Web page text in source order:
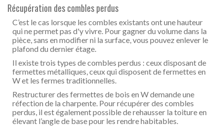
Récupération des combles perdus
C’est le cas lorsque les combles existants ont une hauteur
qui ne permet pas d'y vivre. Pour gagner du volume dans la
pièce, sans en modifier ni la surface, vous pouvez enlever le
plafond du dernier étage.
Il existe trois types de combles perdus : ceux disposant de
fermettes métalliques, ceux qui disposent de fermettes en
W et les fermes traditionnelles.
Restructurer des fermettes de bois en W demande une
réfection de la charpente. Pour récupérer des combles
perdus, il est également possible de rehausser la toiture en
élevant l’angle de base pour les rendre habitables.